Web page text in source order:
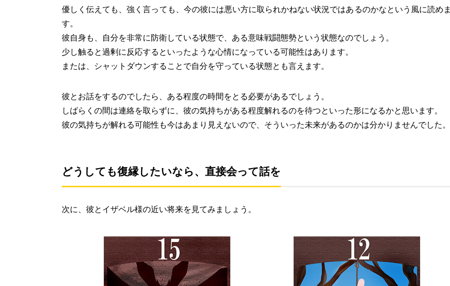
優しく伝えても、強く言っても、今の彼には悪い方に取られかねない状況ではあるのかなという風に読めま
す。
彼自身も、自分を非常に防衛している状態で、ある意味戦闘態勢という状態なのでしょう。
少し触ると過剰に反応するといったような心情になっている可能性はあります。
または、シャットダウンすることで自分を守っている状態とも言えます。
彼とお話をするのでしたら、ある程度の時間をとる必要があるでしょう。
しばらくの間は連絡を取らずに、彼の気持ちがある程度解れるのを待つといった形になるかと思います。
彼の気持ちが解れる可能性も今はあまり見えないので、そういった未来があるのかは分かりませんでした。
どうしても復縁したいなら、直接会って話を
次に、彼とイザベル様の近い将来を見てみましょう。